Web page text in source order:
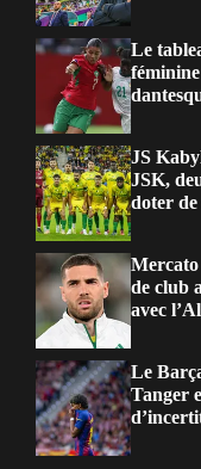
Le
JS
JSK,
doter
de club
avec
Le
Tanger